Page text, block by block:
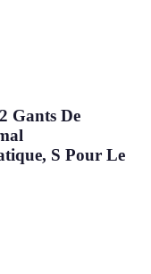
Gants De
S Pour Le